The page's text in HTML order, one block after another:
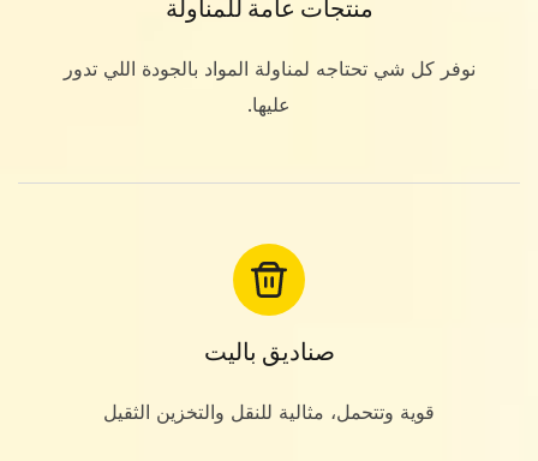
منتجات عامة للمناولة
نوفر كل شي تحتاجه لمناولة المواد بالجودة اللي تدور
عليها.
صناديق باليت
قوية وتتحمل، مثالية للنقل والتخزين الثقيل